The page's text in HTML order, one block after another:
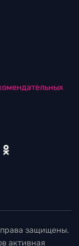
защищены.
активная